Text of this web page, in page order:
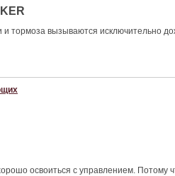
и тормоза вызываются исключительно
освоиться с управлением. Потому